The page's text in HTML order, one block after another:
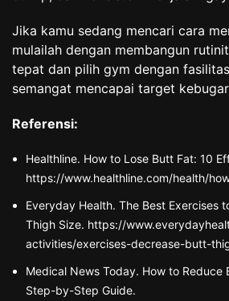
Jika kamu sedang mencari cara
mulailah dengan membangun
tepat dan pilih gym dengan
semangat mencapai target
Referensi:
Healthline. How to Lose Butt Fat: 10
https://www.healthline.com/health/
Everyday Health. The Best Exercises
Thigh Size. https://
activities/exercises-decrease-butt-
Medical News Today. How to Reduce
Step-by-Step Guide.